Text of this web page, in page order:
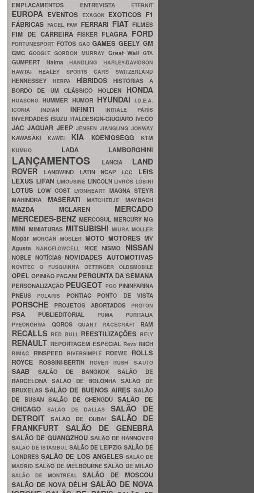
EMPLACAMENTOS ENTREVISTA ETERNIT
EUROPA EVENTOS EXAGON EXOTICOS F1
FÁBRICASFACELFAW FERRARI FIAT FILMES
FIM DE CARREIRA FISKER FLAGRA FORD
FORTUNESPORT FOTOS GACGAMESGEELYGM
GMC GOOGLEGORDON MURRAY Great WallGTA
GUMPERT HaimaHANDLINGHARLEY-DAVIDSON
HAWTAI HEALEY SPORTS CARS SWITZERLAND
HENNESSEY HERPA HÍBRIDOSHISTÓRIAS A
BORDO DE UM CLÁSSICO HOLDEN HONDA
HUASONGHUMMER HUMOR HYUNDAI I.D.E.A.
ICONIA INDIAN INFINITIINITIALE PARIS
INVERDADESISUZU ITALDESIGN-GIUGIAROIVECO
JAC JAGUAR JEEPJENSENJIANGLINGJONWAY
KAWASAKI KAWEI KIA KOENIGSEGG KTM
KUMHO LADA LAMBORGHINI
LANÇAMENTOS LANCIA LAND
ROVER
LANDWIND LATIN NCAP LCC LEIS
LEXUS LIFAN LIMOUSINE LINCOLN LIVROS LOBINI
LOTUS LOW COST LYONHEART MAGNA STEYR
MAHINDRA MASERATIMATCHEDJEMAYBACH
MAZDA MCLAREN MERCADO
MERCEDES-BENZMERCOSUL MERCURYMG
MINI MINIATURAS MITSUBISHI MIURA MOLLER
Mopar MORGAN MOSLER MOTO MOTORES MV
Agusta NANOFLOWCELL NICENISMO NISSAN
NOBLE NOTÍCIAS NOVIDADES AUTOMOTIVAS
NOVITEC O FUSQUINHA OETTINGER OLDSMOBILE
OPEL OPINIÃO PAGANI PERGUNTA DA SEMANA
PERSONALIZAÇÃO PEUGEOT PGO PININFARINA
PNEUS
POLARIS PONTIAC PONTO DE VISTA
PORSCHE PROJETOS ABORTADOS PROTON
PSA PUBLIEDITORIAL PUMA PURITALIA
PYEONGHWA QOROS QUANT RACECRAFT RAM
RECALLS RED BULL REESTILIZAÇÕES RELY
RENAULT REPORTAGEM ESPECIAL Reva RIICH
RIMAC RINSPEED RIVERSIMPLE ROEWE ROLLS
ROYCE
ROSSINI-BERTIN ROVER RUSH S-AUTO
SAAB SALÃO DE BANGKOKSALÃO DE
BARCELONA SALÃO DE BOLONHASALÃO DE
BRUXELAS SALÃO DE BUENOS AIRES SALÃO
DE BUSAN SALÃO DE CHENGDU SALÃO DE
CHICAGO
SALÃO DE DALLASSALÃO DE
DETROIT
SALÃO DE DUBAI SALÃO DE
FRANKFURT SALÃO DE GENEBRA
SALÃO DE GUANGZHOU SALÃO DE HANNOVER
SALÃO DE ISTAMBUL SALÃO DE LEIPZIGSALÃO DE
LONDRESSALÃO DE LOS ANGELES SALÃO DE
MADRID SALÃO DE MELBOURNESALÃO DE MILÃO
SALÃO DE MONTREAL SALÃO DE MOSCOU
SALÃO DE NOVA DÉLHI SALÃO DE NOVA